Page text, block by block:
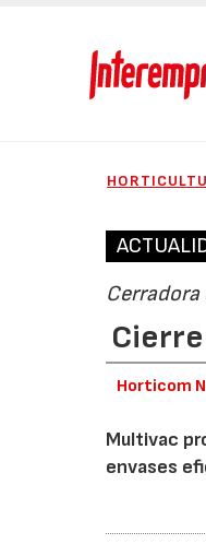
Cerradora
Horticom
Multivac
envases